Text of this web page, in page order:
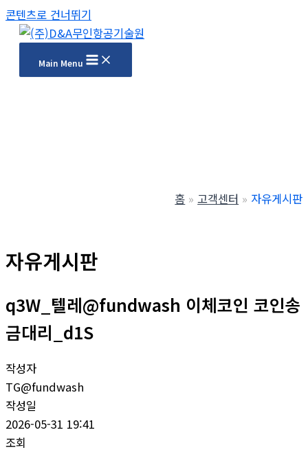
콘텐츠로 건너뛰기
Main Menu
홈 고객센터 자유게시판
자유게시판
q3W_텔레@fundwash 이체코인 코인송
금대리_d1S
작성자
TG@fundwash
작성일
2026-05-31 19:41
조회